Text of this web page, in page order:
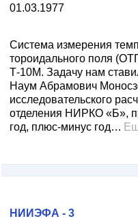
01.03.1977
Система измерения
тороидального поля
Т-10М. Задачу нам
Наум Абрамович
исследовательского
отделения НИРКО «Б»,
год, плюс-минус год…
НИИЭФА - 3